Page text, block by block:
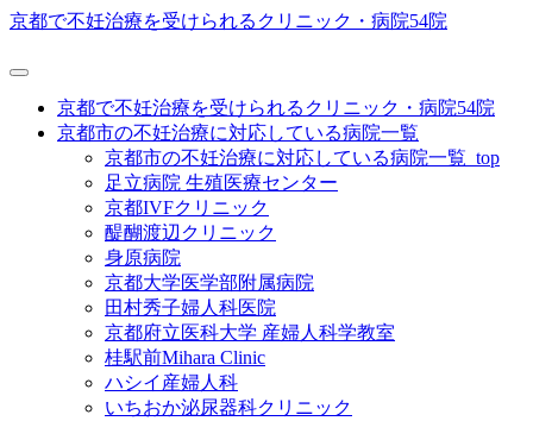
京都で不妊治療を受けられるクリニック・病院54院
京都で不妊治療を受けられるクリニック・病院54院
京都市の不妊治療に対応している病院一覧
京都市の不妊治療に対応している病院一覧_top
足立病院 生殖医療センター
京都IVFクリニック
醍醐渡辺クリニック
身原病院
京都大学医学部附属病院
田村秀子婦人科医院
京都府立医科大学 産婦人科学教室
桂駅前Mihara Clinic
ハシイ産婦人科
いちおか泌尿器科クリニック